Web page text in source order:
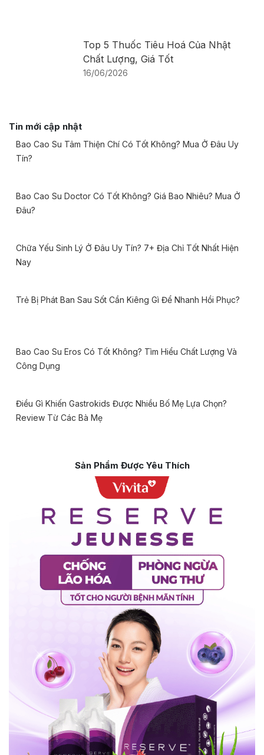
Top 5 Thuốc Tiêu Hoá Của Nhật
Chất Lượng, Giá Tốt
16/06/2026
Tin mới cập nhật
Bao Cao Su Tâm Thiện Chí Có Tốt Không? Mua Ở Đâu Uy
Tín?
Bao Cao Su Doctor Có Tốt Không? Giá Bao Nhiêu? Mua Ở
Đâu?
Chữa Yếu Sinh Lý Ở Đâu Uy Tín? 7+ Địa Chỉ Tốt Nhất Hiện
Nay
Trẻ Bị Phát Ban Sau Sốt Cần Kiêng Gì Để Nhanh Hồi Phục?
Bao Cao Su Eros Có Tốt Không? Tìm Hiểu Chất Lượng Và
Công Dụng
Điều Gì Khiến Gastrokids Được Nhiều Bố Mẹ Lựa Chọn?
Review Từ Các Bà Mẹ
Sản Phẩm Được Yêu Thích